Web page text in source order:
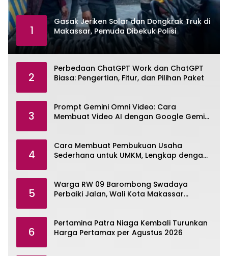
1
Gasak Jeriken Solar dan Dongkrak Truk di
Makassar, Pemuda Dibekuk Polisi
2
Perbedaan ChatGPT Work dan ChatGPT
Biasa: Pengertian, Fitur, dan Pilihan Paket
3
Prompt Gemini Omni Video: Cara
Membuat Video AI dengan Google Gemini
4
Cara Membuat Pembukuan Usaha
Sederhana untuk UMKM, Lengkap dengan
5
Warga RW 09 Barombong Swadaya
Perbaiki Jalan, Wali Kota Makassar
6
Pertamina Patra Niaga Kembali Turunkan
Harga Pertamax per Agustus 2026